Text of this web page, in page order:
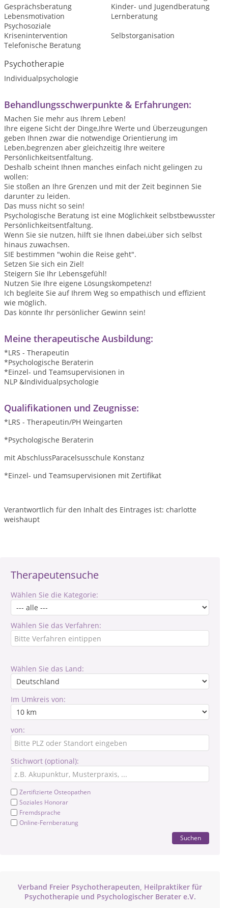
Therapeutensuche
Wählen Sie die Kategorie:
Wählen Sie das Verfahren:
Wählen Sie das Land:
Im Umkreis von:
von:
Stichwort (optional):
Zertifizierte Osteopathen
Soziales Honorar
Fremdsprache
Online-Fernberatung
Suchen
Verband Freier Psychotherapeuten, Heilpraktiker für
Psychotherapie und Psychologischer Berater e.V.
Gesprächsberatung
Kinder- und Jugendberatung
Lebensmotivation
Lernberatung
Psychosoziale
Krisenintervention
Selbstorganisation
Telefonische Beratung
Psychotherapie
Individualpsychologie
Behandlungsschwerpunkte & Erfahrungen:
Machen Sie mehr aus Ihrem Leben!
Ihre eigene Sicht der Dinge,Ihre Werte und Überzeugungen
geben Ihnen zwar die notwendige Orientierung im
Leben,begrenzen aber gleichzeitig Ihre weitere
Persönlichkeitsentfaltung.
Deshalb scheint Ihnen manches einfach nicht gelingen zu
wollen:
Sie stoßen an Ihre Grenzen und mit der Zeit beginnen Sie
darunter zu leiden.
Das muss nicht so sein!
Psychologische Beratung ist eine Möglichkeit selbstbewusster
Persönlichkeitsentfaltung.
Wenn Sie sie nutzen, hilft sie Ihnen dabei,über sich selbst
hinaus zuwachsen.
SIE bestimmen "wohin die Reise geht".
Setzen Sie sich ein Ziel!
Steigern Sie Ihr Lebensgefühl!
Nutzen Sie Ihre eigene Lösungskompetenz!
Ich begleite Sie auf Ihrem Weg so empathisch und effizient
wie möglich.
Das könnte Ihr persönlicher Gewinn sein!
Meine therapeutische Ausbildung:
*LRS - Therapeutin
*Psychologische Beraterin
*Einzel- und Teamsupervisionen in
NLP &Individualpsychologie
Qualifikationen und Zeugnisse:
*LRS - Therapeutin/PH Weingarten
*Psychologische Beraterin
mit AbschlussParacelsusschule Konstanz
*Einzel- und Teamsupervisionen mit Zertifikat
Verantwortlich für den Inhalt des Eintrages ist: charlotte
weishaupt